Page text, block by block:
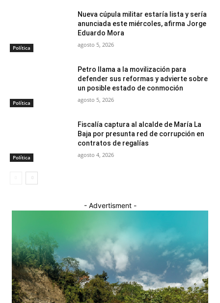
Política
Nueva cúpula militar estaría lista y sería
anunciada este miércoles, afirma Jorge
Eduardo Mora
agosto 5, 2026
Política
Petro llama a la movilización para
defender sus reformas y advierte sobre
un posible estado de conmoción
agosto 5, 2026
Política
Fiscalía captura al alcalde de María La
Baja por presunta red de corrupción en
contratos de regalías
agosto 4, 2026
- Advertisment -